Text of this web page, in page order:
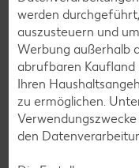
Avocado-Rezepte
Erdbeer-Rezepte
Blaubeer-Rezepte
Bananen-Rezepte
werden
auszusteuern und
Werbung außerhalb
abrufbaren Kaufland
Ihren
zu ermöglichen.
den